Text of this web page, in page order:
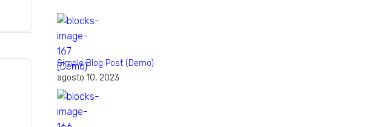
Simple Blog Post (Demo)
agosto 10, 2023